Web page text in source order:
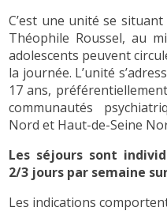
C’est une unité se
Théophile Roussel, au
adolescents peuvent
la journée. L’unité
17 ans,
communautés
Nord et Haut-de-Seine
Les séjours sont
2/3 jours par semaine
Les indications